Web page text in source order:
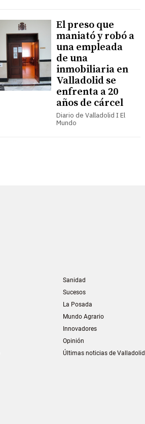
El preso que
maniató y robó a
una empleada
de una
inmobiliaria en
Valladolid se
enfrenta a 20
años de cárcel
Diario de Valladolid I El
Mundo
Sanidad
Sucesos
La Posada
Mundo Agrario
Innovadores
Opinión
Últimas noticias de Valladolid